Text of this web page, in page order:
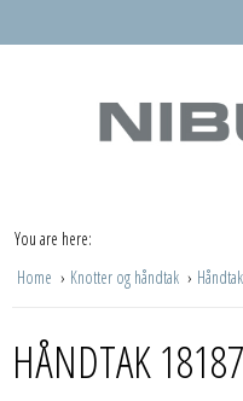
You are here:
Home
Knotter og håndtak Håndtak
HÅNDTAK